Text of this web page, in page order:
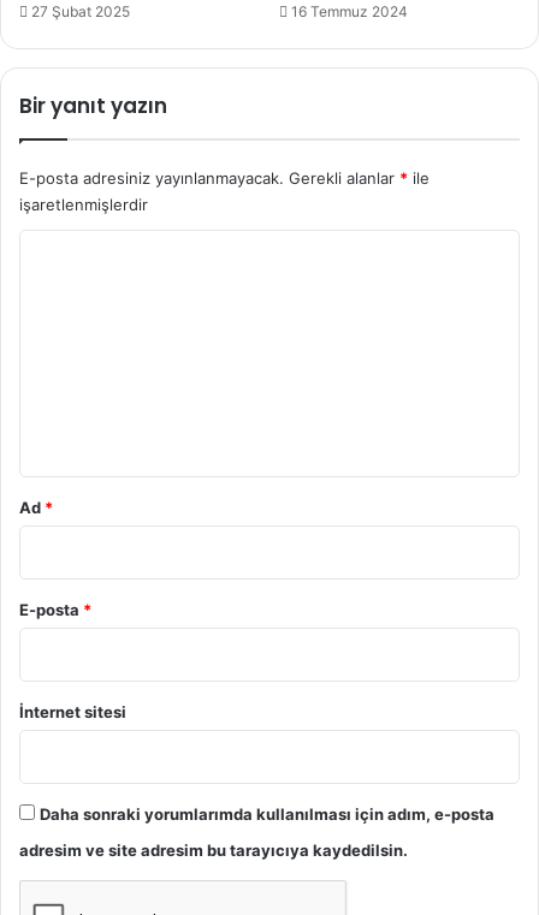
27 Şubat 2025 16 Temmuz 2024
Bir yanıt yazın
E-posta adresiniz yayınlanmayacak. Gerekli alanlar * ile
işaretlenmişlerdir
Ad *
E-posta *
İnternet sitesi
Daha sonraki yorumlarımda kullanılması için adım, e-posta
adresim ve site adresim bu tarayıcıya kaydedilsin.